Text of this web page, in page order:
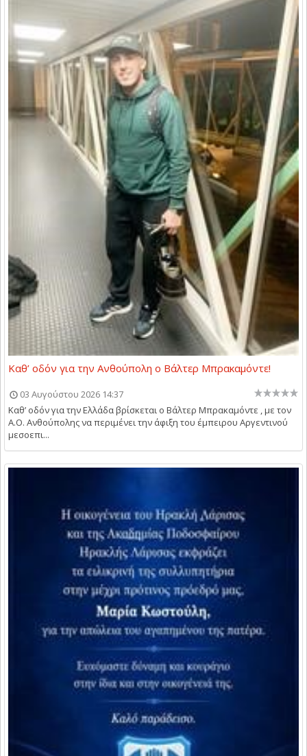
Καθ’ οδόν για την Ανθούπολη ο Βάλτερ Μπρακαμόντε!
03 Αυγούστου 2026 14:37
Καθ’ οδόν για την Ελλάδα βρίσκεται ο Βάλτερ Μπρακαμόντε , με τον
Α.Ο. Ανθούπολης να περιμένει την άφιξη του έμπειρου Αργεντινού
μεσοεπι...